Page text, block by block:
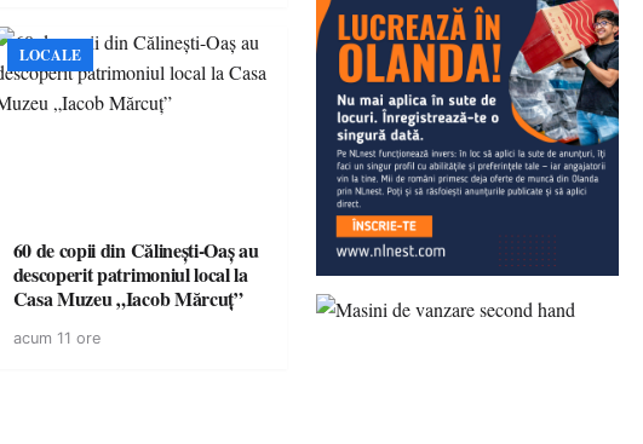
LOCALE
60 de copii din Călinești-Oaș au
descoperit patrimoniul local la
Casa Muzeu „Iacob Mărcuț”
acum 11 ore